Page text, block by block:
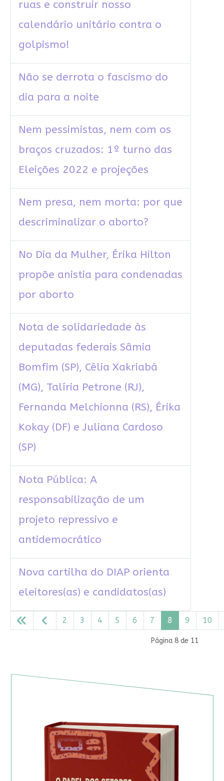
ruas e construir nosso
calendário unitário contra o
golpismo!
Não se derrota o fascismo do
dia para a noite
Nem pessimistas, nem com os
braços cruzados: 1º turno das
Eleições 2022 e projeções
Nem presa, nem morta: por que
descriminalizar o aborto?
No Dia da Mulher, Érika Hilton
propõe anistia para condenadas
por aborto
Nota de solidariedade às
deputadas federais Sâmia
Bomfim (SP), Célia Xakriabá
(MG), Talíria Petrone (RJ),
Fernanda Melchionna (RS), Érika
Kokay (DF) e Juliana Cardoso
(SP)
Nota Pública: A
responsabilização de um
projeto repressivo e
antidemocrático
Nova cartilha do DIAP orienta
eleitores(as) e candidatos(as)
Página 8 de 11
2 3 4 5 6 7 8 9 10